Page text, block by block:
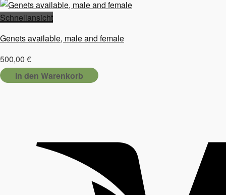
Schnellansicht
Genets available, male and female
500,00 €
In den Warenkorb